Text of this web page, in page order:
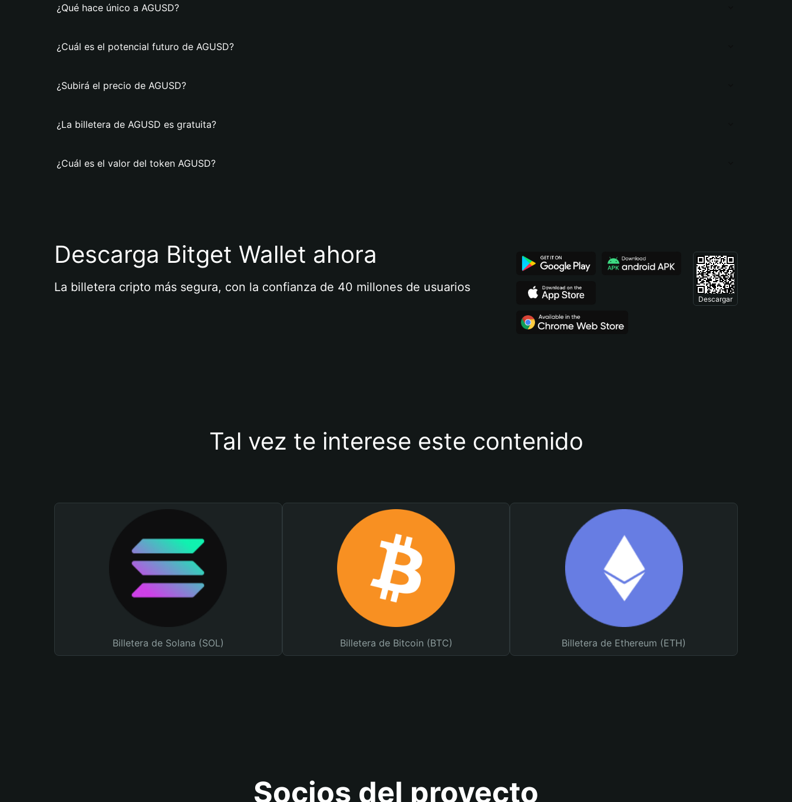
¿Qué hace único a AGUSD?
¿Cuál es el potencial futuro de AGUSD?
¿Subirá el precio de AGUSD?
¿La billetera de AGUSD es gratuita?
¿Cuál es el valor del token AGUSD?
Descarga Bitget Wallet ahora
La billetera cripto más segura, con la confianza de 40 millones de usuarios
Descargar
Tal vez te interese este contenido
Billetera de Solana (SOL) Billetera de Bitcoin (BTC) Billetera de Ethereum (ETH)
Socios del proyecto